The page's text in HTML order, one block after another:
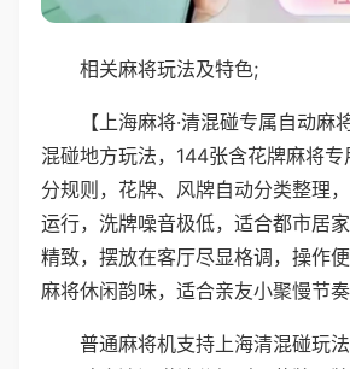
相关麻将玩法及特色;
【上海麻将·清混碰专属自动麻
混碰地方玩法，144张含花牌麻将
分规则，花牌、风牌自动分类整理
运行，洗牌噪音极低，适合都市居
精致，摆放在客厅尽显格调，操作
麻将休闲韵味，适合亲友小聚慢节奏
普通麻将机支持上海清混碰玩